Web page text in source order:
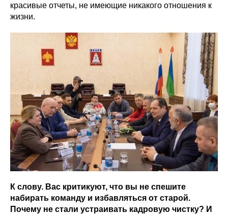
красивые отчеты, не имеющие никакого отношения к
жизни.
К слову. Вас критикуют, что вы не спешите
набирать команду и избавляться от старой.
Почему не стали устраивать кадровую чистку? И